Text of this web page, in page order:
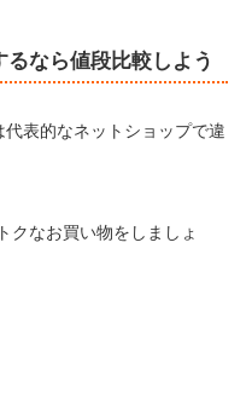
なら値段比較しよう
表的なネットショップで違
クなお買い物をしましょ